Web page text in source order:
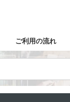
ご利用の流れ